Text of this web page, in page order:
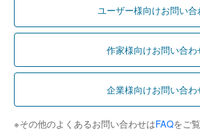
ユーザー様向けお問い合
作家様向けお問い合わ
企業様向けお問い合わ
※その他のよくあるお問い合わせはFAQをご